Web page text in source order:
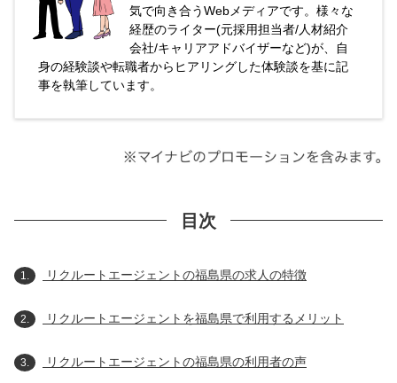
気で向き合うWebメディアです。様々な
経歴のライター(元採用担当者/人材紹介
会社/キャリアアドバイザーなど)が、自
身の経験談や転職者からヒアリングした体験談を基に記
事を執筆しています。
目次
1. リクルートエージェントの福島県の求人の特徴
2. リクルートエージェントを福島県で利用するメリット
3. リクルートエージェントの福島県の利用者の声